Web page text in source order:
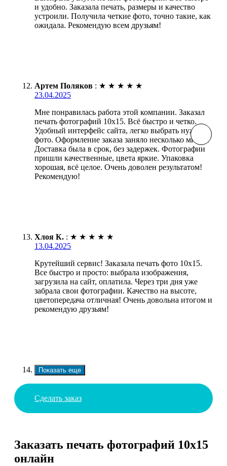
и удобно. Заказала печать, размеры и качество
устроили. Получила четкие фото, точно такие, как
ожидала. Рекомендую всем друзьям!
Артем Поляков : ★ ★ ★ ★ ★
23.04.2025
Мне понравилась работа этой компании. Заказал
печать фотографий 10х15. Всё быстро и четко.
Удобный интерфейс сайта, легко выбрать нужные
фото. Оформление заказа заняло несколько минут.
Доставка была в срок, без задержек. Фотографии
пришли качественные, цвета яркие. Упаковка
хорошая, всё целое. Очень доволен результатом!
Рекомендую!
Хлоя К. : ★ ★ ★ ★ ★
13.04.2025
Крутейший сервис! Заказала печать фото 10х15.
Все быстро и просто: выбрала изображения,
загрузила на сайт, оплатила. Через три дня уже
забрала свои фотографии. Качество на высоте,
цветопередача отличная! Очень довольна итогом и
рекомендую друзьям!
Показать еще
Сделать заказ
Заказать печать фотографий 10х15
онлайн